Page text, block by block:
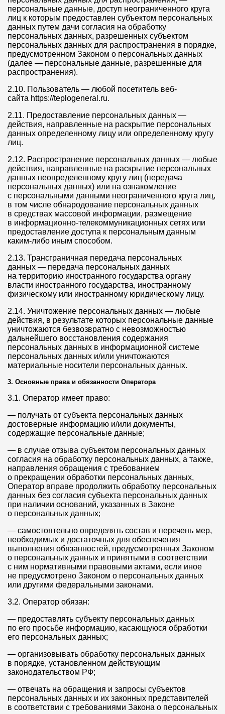
персональные данные, доступ неограниченного круга
лиц к которым предоставлен субъектом персональных
данных путем дачи согласия на обработку
персональных данных, разрешенных субъектом
персональных данных для распространения в порядке,
предусмотренном Законом о персональных данных
(далее — персональные данные, разрешенные для
распространения).
2.10. Пользователь — любой посетитель веб-
сайта https://teplogeneral.ru.
2.11. Предоставление персональных данных —
действия, направленные на раскрытие персональных
данных определенному лицу или определенному кругу
лиц.
2.12. Распространение персональных данных — любые
действия, направленные на раскрытие персональных
данных неопределенному кругу лиц (передача
персональных данных) или на ознакомление
с персональными данными неограниченного круга лиц,
в том числе обнародование персональных данных
в средствах массовой информации, размещение
в информационно-телекоммуникационных сетях или
предоставление доступа к персональным данным
каким-либо иным способом.
2.13. Трансграничная передача персональных
данных — передача персональных данных
на территорию иностранного государства органу
власти иностранного государства, иностранному
физическому или иностранному юридическому лицу.
2.14. Уничтожение персональных данных — любые
действия, в результате которых персональные данные
уничтожаются безвозвратно с невозможностью
дальнейшего восстановления содержания
персональных данных в информационной системе
персональных данных и/или уничтожаются
материальные носители персональных данных.
3. Основные права и обязанности Оператора
3.1. Оператор имеет право:
— получать от субъекта персональных данных
достоверные информацию и/или документы,
содержащие персональные данные;
— в случае отзыва субъектом персональных данных
согласия на обработку персональных данных, а также,
направления обращения с требованием
о прекращении обработки персональных данных,
Оператор вправе продолжить обработку персональных
данных без согласия субъекта персональных данных
при наличии оснований, указанных в Законе
о персональных данных;
— самостоятельно определять состав и перечень мер,
необходимых и достаточных для обеспечения
выполнения обязанностей, предусмотренных Законом
о персональных данных и принятыми в соответствии
с ним нормативными правовыми актами, если иное
не предусмотрено Законом о персональных данных
или другими федеральными законами.
3.2. Оператор обязан:
— предоставлять субъекту персональных данных
по его просьбе информацию, касающуюся обработки
его персональных данных;
— организовывать обработку персональных данных
в порядке, установленном действующим
законодательством РФ;
— отвечать на обращения и запросы субъектов
персональных данных и их законных представителей
в соответствии с требованиями Закона о персональных